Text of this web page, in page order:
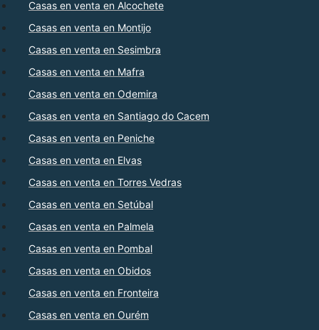
Casas en venta en Alcochete
Casas en venta en Montijo
Casas en venta en Sesimbra
Casas en venta en Mafra
Casas en venta en Odemira
Casas en venta en Santiago do Cacem
Casas en venta en Peniche
Casas en venta en Elvas
Casas en venta en Torres Vedras
Casas en venta en Setúbal
Casas en venta en Palmela
Casas en venta en Pombal
Casas en venta en Obidos
Casas en venta en Fronteira
Casas en venta en Ourém